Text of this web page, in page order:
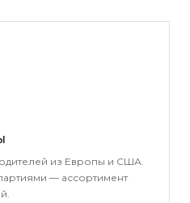
из Европы и США.
— ассортимент